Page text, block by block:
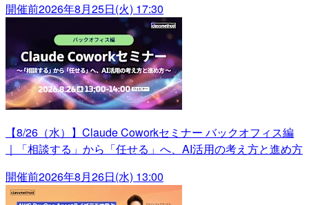
開催前2026年8月25日(火) 17:30
【8/26（水）】Claude Coworkセミナー バックオフィス編
｜「相談する」から「任せる」へ、AI活用の考え方と進め方
開催前2026年8月26日(水) 13:00